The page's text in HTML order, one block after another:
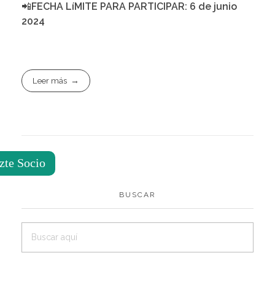
📲FECHA LíMITE PARA PARTICIPAR: 6 de junio
2024
Leer más
BUSCAR
Socio